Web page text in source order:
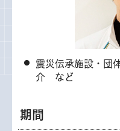
震災伝承施設・団
介 など
期間